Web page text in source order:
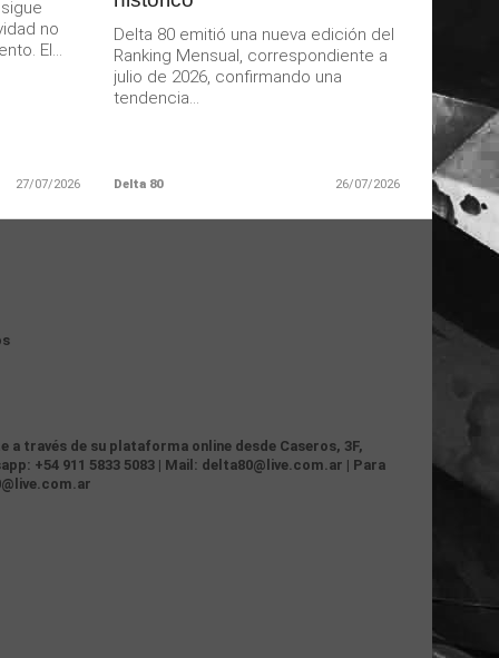
no
El...
27/07/2026
Delta 80 emitió una nueva edición del
Ranking Mensual, correspondiente a
julio de 2026, confirmando una
tendencia...
Delta 80 26/07/2026
a través de su plataforma online desde Caseros, 3F,
+54 911 5833 5083 | Mail: delta80@live.com.ar | Para